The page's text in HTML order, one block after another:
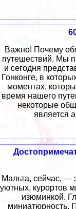
Важно! Почему
путешествий. Мы
и сегодня
Гонконге, в
моментах,
время нашего
некоторые
является
Мальта, сейчас, —
уютных, курортов
изюминкой.
миниатюрность.